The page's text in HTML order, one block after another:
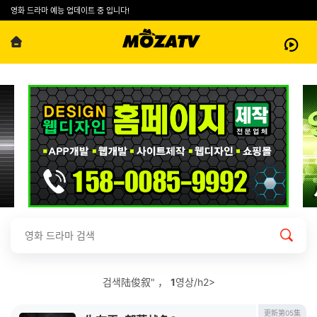
영화 드라마 예능 업데이트 중 입니다!
검색陆俊叙" ， 1영상/h2>
更新第05集